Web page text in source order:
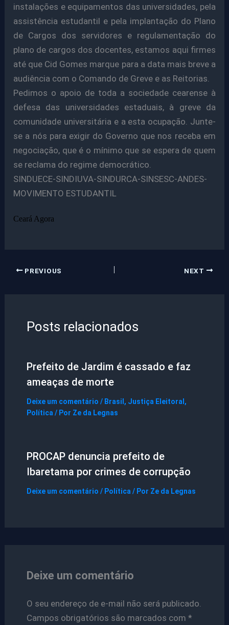
instalações e equipamentos das universidades, pela
assistência estudantil e pela implantação do Plano
de Cargos dos servidores e regulamentação do
plano de cargos dos docentes, estamos aqui firmes
até que Cid Gomes marque para a data mais breve a
audiência com o Comando de Greve e as Reitorias.
Pedimos o apoio de toda a sociedade cearense à
defesa das universidades estaduais, à greve da
comunidade universitária e a esta ocupação. Junte-
se a nós para exigir do Governo que nos receba em
negociação, que é o mínimo que se espera de quem
se reclama do regime democrático.
SINDUECE-SINDIUVA-SINDURCA-SINSESC-ANDES-
MOVIMENTO ESTUDANTIL
Ceará Agora
PREVIOUS NEXT
Posts relacionados
Prefeito de Jardim é cassado e faz
ameaças de morte
Deixe um comentário / Brasil , Justiça Eleitoral ,
Política / Por Ze da Legnas
PROCAP denuncia prefeito de
Ibaretama por crimes de corrupção
Deixe um comentário / Política / Por Ze da Legnas
Deixe um comentário
O seu endereço de e-mail não será publicado.
Campos obrigatórios são marcados com *